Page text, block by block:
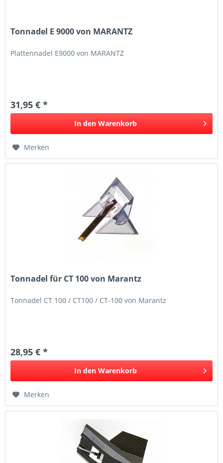
Tonnadel E 9000 von MARANTZ
Plattennadel E9000 von MARANTZ
31,95 € *
In den Warenkorb
Merken
Tonnadel für CT 100 von Marantz
Tonnadel CT 100 / CT100 / CT-100 von Marantz
28,95 € *
In den Warenkorb
Merken